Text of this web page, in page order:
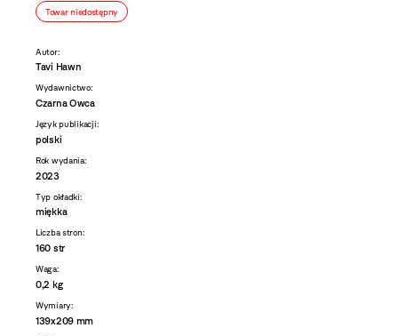
Towar niedostępny
Autor:
Tavi Hawn
Wydawnictwo:
Czarna Owca
Język publikacji:
polski
Rok wydania:
2023
Typ okładki:
miękka
Liczba stron:
160 str
Waga:
0,2 kg
Wymiary:
139x209 mm